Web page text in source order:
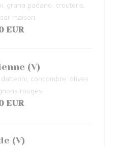
grana padano, croutons,
maison
EUR
(V)
concombre, olives
rouges
EUR
(V)